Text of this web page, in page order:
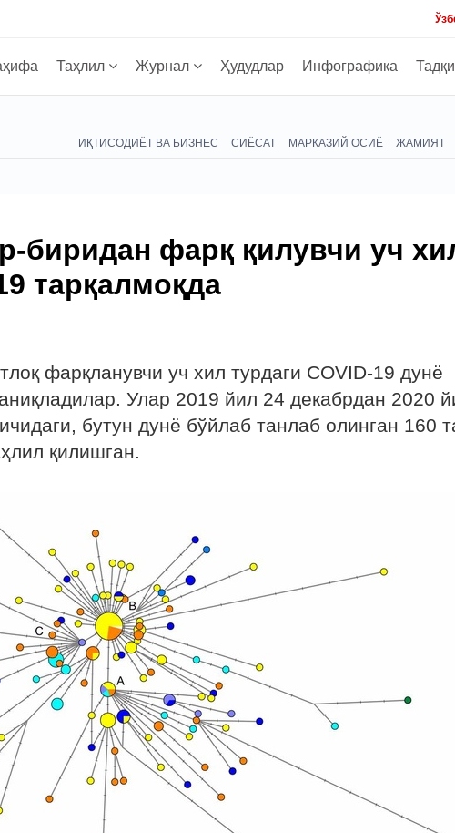
Таҳлил Журнал Ҳудудлар Инфографика
ИҚТИСОДИЁТ ВА БИЗНЕС СИЁСАТ МАРКАЗИЙ ОСИЁ ЖАМИЯТ
биридан фарқ қилувчи уч
тарқалмоқда
фарқланувчи уч хил турдаги COVID-19 дунё
Улар 2019 йил 24 декабрдан 2020
бутун дунё бўйлаб танлаб олинган 160
қилишган.